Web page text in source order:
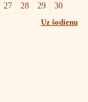
27
28 29 30
Uz šodienu